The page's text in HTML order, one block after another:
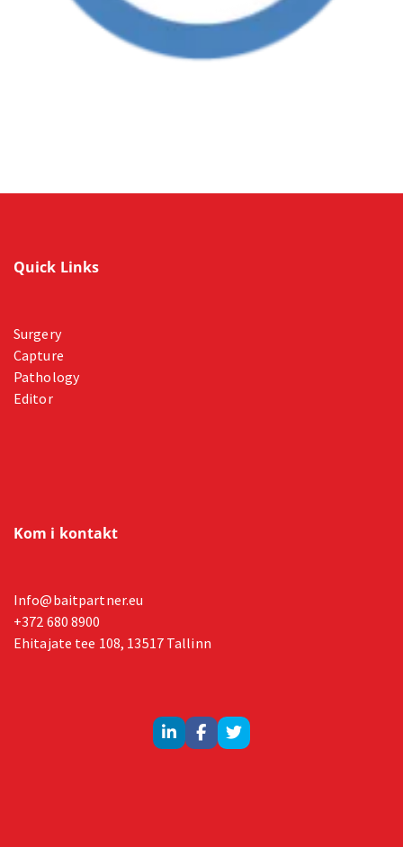
Quick Links
Surgery
Capture
Pathology
Editor
Kom i kontakt
Info@baitpartner.eu
+372 680 8900
Ehitajate tee 108, 13517 Tallinn